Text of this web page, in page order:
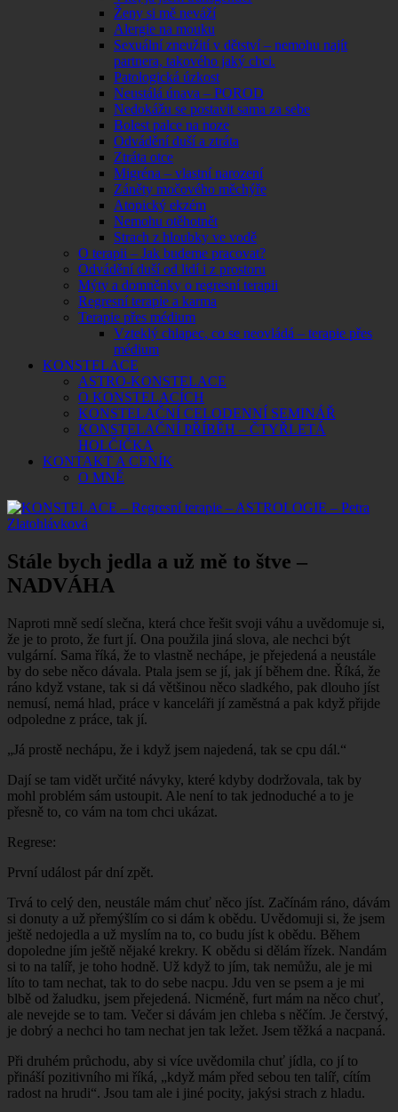
Ženy si mě neváží
Alergie na mouku
Sexuální zneužití v dětství – nemohu najít
partnera, takového jaký chci.
Patologická úzkost
Neustálá únava – POROD
Nedokážu se postavit sama za sebe
Bolest palce na noze
Odvádění duší a ztráta
Ztráta otce
Migréna – vlastní narození
Záněty močového měchýře
Atopický ekzém
Nemohu otěhotnět
Strach z hloubky ve vodě
O terapii – Jak budeme pracovat?
Odvádění duší od lidí i z prostoru
Mýty a domněnky o regresní terapii
Regresní terapie a karma
Terapie přes médium
Vzteklý chlapec, co se neovládá – terapie přes
médium
KONSTELACE
ASTRO-KONSTELACE
O KONSTELACÍCH
KONSTELAČNÍ CELODENNÍ SEMINÁŘ
KONSTELAČNÍ PŘÍBĚH – ČTYŘLETÁ
HOLČIČKA
KONTAKT A CENÍK
O MNĚ
Stále bych jedla a už mě to štve –
NADVÁHA
Naproti mně sedí slečna, která chce řešit svoji váhu a uvědomuje si,
že je to proto, že furt jí. Ona použila jiná slova, ale nechci být
vulgární. Sama říká, že to vlastně nechápe, je přejedená a neustále
by do sebe něco dávala. Ptala jsem se jí, jak jí během dne. Říká, že
ráno když vstane, tak si dá většinou něco sladkého, pak dlouho jíst
nemusí, nemá hlad, práce v kanceláři jí zaměstná a pak když přijde
odpoledne z práce, tak jí.
„Já prostě nechápu, že i když jsem najedená, tak se cpu dál.“
Dají se tam vidět určité návyky, které kdyby dodržovala, tak by
mohl problém sám ustoupit. Ale není to tak jednoduché a to je
přesně to, co vám na tom chci ukázat.
Regrese:
První událost pár dní zpět.
Trvá to celý den, neustále mám chuť něco jíst. Začínám ráno, dávám
si donuty a už přemýšlím co si dám k obědu. Uvědomuji si, že jsem
ještě nedojedla a už myslím na to, co budu jíst k obědu. Během
dopoledne jím ještě nějaké krekry. K obědu si dělám řízek. Nandám
si to na talíř, je toho hodně. Už když to jím, tak nemůžu, ale je mi
líto to tam nechat, tak to do sebe nacpu. Jdu ven se psem a je mi
blbě od žaludku, jsem přejedená. Nicméně, furt mám na něco chuť,
ale nevejde se to tam. Večer si dávám jen chleba s něčím. Je čerstvý,
je dobrý a nechci ho tam nechat jen tak ležet. Jsem těžká a nacpaná.
Při druhém průchodu, aby si více uvědomila chuť jídla, co jí to
přináší pozitivního mi říká, „když mám před sebou ten talíř, cítím
radost na hrudi“. Jsou tam ale i jiné pocity, jakýsi strach z hladu.